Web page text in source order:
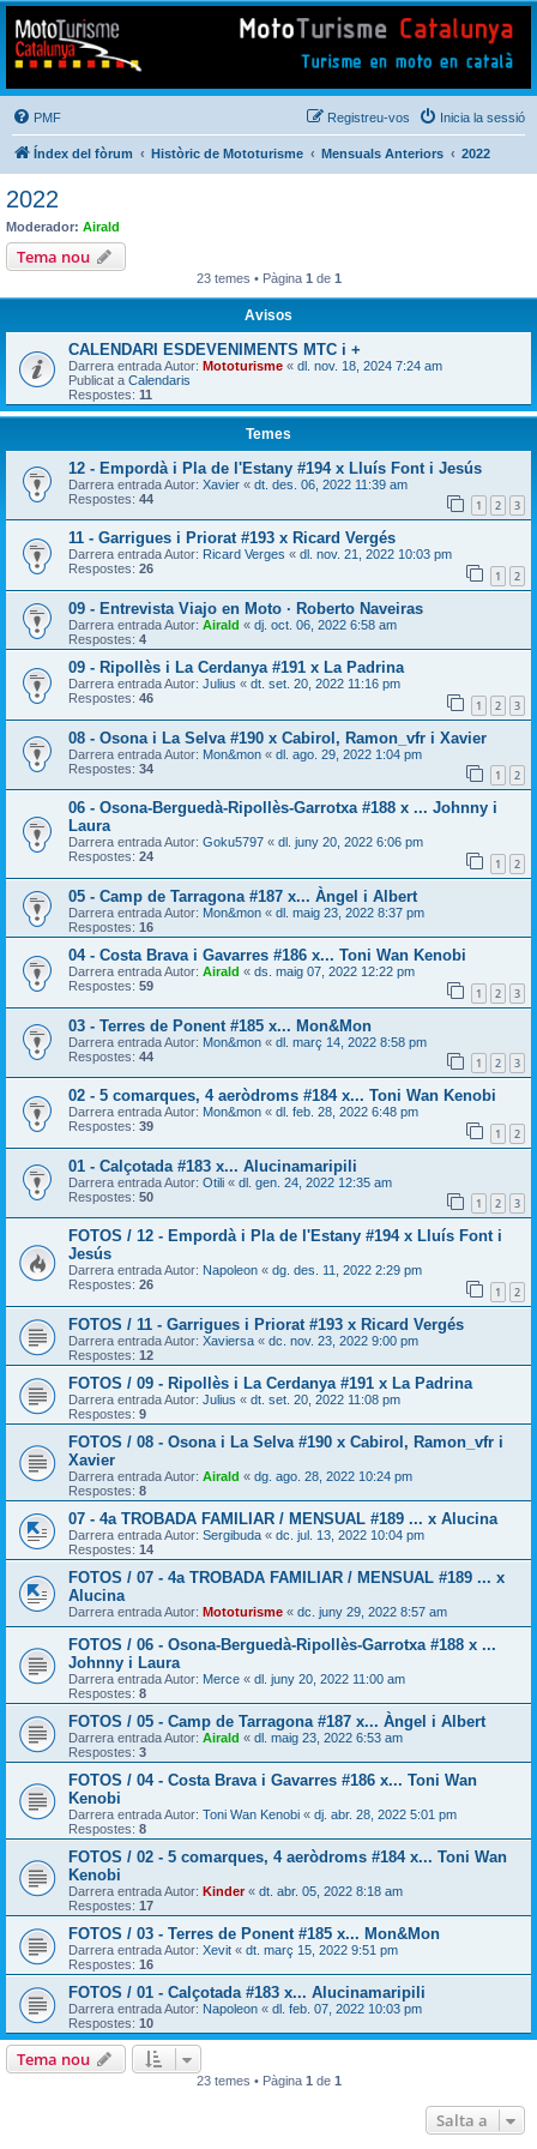
Mototurisme
Turisme en moto en català
PMF Inicia la sessió
Registreu-vos
Índex del fòrum Històric de Mototurisme Mensuals Anteriors 2022
2022
Moderador: Airald
Tema nou
23 temes • Pàgina 1 de 1
Avisos
CALENDARI ESDEVENIMENTS MTC i +
Darrera entrada Autor: Mototurisme « dl. nov. 18, 2024 7:24 am
Publicat a Calendaris
Respostes: 11
Temes
12 - Empordà i Pla de l'Estany #194 x Lluís Font i Jesús
Darrera entrada Autor: Xavier « dt. des. 06, 2022 11:39 am
Respostes: 44 1 2 3
11 - Garrigues i Priorat #193 x Ricard Vergés
Darrera entrada Autor: Ricard Verges « dl. nov. 21, 2022 10:03 pm
Respostes: 26 1 2
09 - Entrevista Viajo en Moto · Roberto Naveiras
Darrera entrada Autor: Airald « dj. oct. 06, 2022 6:58 am
Respostes: 4
09 - Ripollès i La Cerdanya #191 x La Padrina
Darrera entrada Autor: Julius « dt. set. 20, 2022 11:16 pm
Respostes: 46 1 2 3
08 - Osona i La Selva #190 x Cabirol, Ramon_vfr i Xavier
Darrera entrada Autor: Mon&mon « dl. ago. 29, 2022 1:04 pm
Respostes: 34 1 2
06 - Osona-Berguedà-Ripollès-Garrotxa #188 x ... Johnny i
Laura
Darrera entrada Autor: Goku5797 « dl. juny 20, 2022 6:06 pm
Respostes: 24 1 2
05 - Camp de Tarragona #187 x... Àngel i Albert
Darrera entrada Autor: Mon&mon « dl. maig 23, 2022 8:37 pm
Respostes: 16
04 - Costa Brava i Gavarres #186 x... Toni Wan Kenobi
Darrera entrada Autor: Airald « ds. maig 07, 2022 12:22 pm
Respostes: 59 1 2 3
03 - Terres de Ponent #185 x... Mon&Mon
Darrera entrada Autor: Mon&mon « dl. març 14, 2022 8:58 pm
Respostes: 44 1 2 3
02 - 5 comarques, 4 aeròdroms #184 x... Toni Wan Kenobi
Darrera entrada Autor: Mon&mon « dl. feb. 28, 2022 6:48 pm
Respostes: 39 1 2
01 - Calçotada #183 x... Alucinamaripili
Darrera entrada Autor: Otili « dl. gen. 24, 2022 12:35 am
Respostes: 50 1 2 3
FOTOS / 12 - Empordà i Pla de l'Estany #194 x Lluís Font i
Jesús
Darrera entrada Autor: Napoleon « dg. des. 11, 2022 2:29 pm
Respostes: 26 1 2
FOTOS / 11 - Garrigues i Priorat #193 x Ricard Vergés
Darrera entrada Autor: Xaviersa « dc. nov. 23, 2022 9:00 pm
Respostes: 12
FOTOS / 09 - Ripollès i La Cerdanya #191 x La Padrina
Darrera entrada Autor: Julius « dt. set. 20, 2022 11:08 pm
Respostes: 9
FOTOS / 08 - Osona i La Selva #190 x Cabirol, Ramon_vfr i
Xavier
Darrera entrada Autor: Airald « dg. ago. 28, 2022 10:24 pm
Respostes: 8
07 - 4a TROBADA FAMILIAR / MENSUAL #189 ... x Alucina
Darrera entrada Autor: Sergibuda « dc. jul. 13, 2022 10:04 pm
Respostes: 14
FOTOS / 07 - 4a TROBADA FAMILIAR / MENSUAL #189 ... x
Alucina
Darrera entrada Autor: Mototurisme « dc. juny 29, 2022 8:57 am
FOTOS / 06 - Osona-Berguedà-Ripollès-Garrotxa #188 x ...
Johnny i Laura
Darrera entrada Autor: Merce « dl. juny 20, 2022 11:00 am
Respostes: 8
FOTOS / 05 - Camp de Tarragona #187 x... Àngel i Albert
Darrera entrada Autor: Airald « dl. maig 23, 2022 6:53 am
Respostes: 3
FOTOS / 04 - Costa Brava i Gavarres #186 x... Toni Wan
Kenobi
Darrera entrada Autor: Toni Wan Kenobi « dj. abr. 28, 2022 5:01 pm
Respostes: 8
FOTOS / 02 - 5 comarques, 4 aeròdroms #184 x... Toni Wan
Kenobi
Darrera entrada Autor: Kinder« dt. abr. 05, 2022 8:18 am
Respostes: 17
FOTOS / 03 - Terres de Ponent #185 x... Mon&Mon
Darrera entrada Autor: Xevit « dt. març 15, 2022 9:51 pm
Respostes: 16
FOTOS / 01 - Calçotada #183 x... Alucinamaripili
Darrera entrada Autor: Napoleon « dl. feb. 07, 2022 10:03 pm
Respostes: 10
Tema nou
23 temes • Pàgina 1 de 1
Salta a